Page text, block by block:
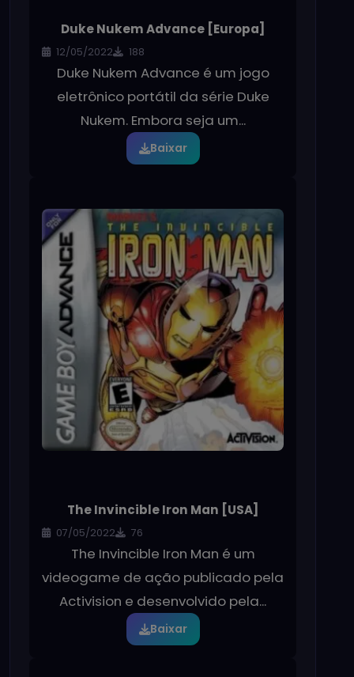
Duke Nukem Advance [Europa]
12/05/2022 188
Duke Nukem Advance é um jogo
eletrônico portátil da série Duke
Nukem. Embora seja um...
Baixar
The Invincible Iron Man [USA]
07/05/2022 76
The Invincible Iron Man é um
videogame de ação publicado pela
Activision e desenvolvido pela...
Baixar